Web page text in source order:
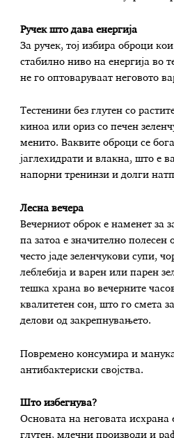
Ручек што дава енергија
За ручек, тој избира оброци
стабилно ниво на енергија во
не го оптоваруваат неговото
Тестенини без глутен со
киноа или ориз со печен
менито. Ваквите оброци се
јаглехидрати и влакна, што е
напорни тренинзи и долги
Лесна вечера
Вечерниот оброк е наменет за
па затоа е значително полесен
често јаде зеленчукови супи,
леблебија и варен или парен
тешка храна во вечерните
квалитетен сон, што го смета
делови од закрепнувањето.
Повремено консумира и
антибактериски својства.
Што избегнува?
Основата на неговата исхрана
глутен, млечни производи и